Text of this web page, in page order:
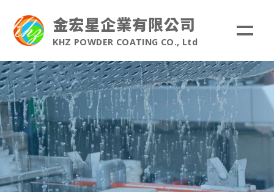
金宏星企業有限公司
KHZ POWDER COATING CO., Ltd
製程設備
聯絡我們